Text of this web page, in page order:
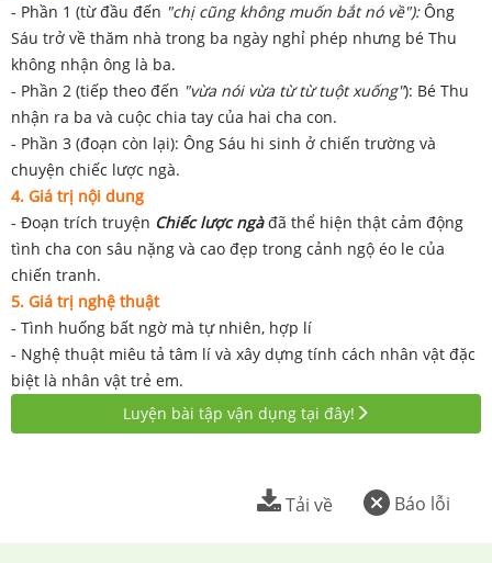
- Phần 1 (từ đầu đến "chị cũng không muốn bắt nó về"):Ông
Sáu trở về thăm nhà trong ba ngày nghỉ phép nhưng bé Thu
không nhận ông là ba.
- Phần 2 (tiếp theo đến "vừa nói vừa từ từ tuột xuống"): Bé Thu
nhận ra ba và cuộc chia tay của hai cha con.
- Phần 3 (đoạn còn lại): Ông Sáu hi sinh ở chiến trường và
chuyện chiếc lược ngà.
4. Giá trị nội dung
- Đoạn trích truyện Chiếc lược ngàđã thể hiện thật cảm động
tình cha con sâu nặng và cao đẹp trong cảnh ngộ éo le của
chiến tranh.
5. Giá trị nghệ thuật
- Tình huống bất ngờ mà tự nhiên, hợp lí
- Nghệ thuật miêu tả tâm lí và xây dựng tính cách nhân vật đặc
biệt là nhân vật trẻ em.
Luyện bài tập vận dụng tại đây!
Báo lỗi
Tải về